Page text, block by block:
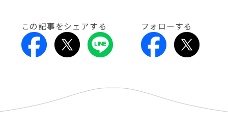
この記事をシェアする フォローする